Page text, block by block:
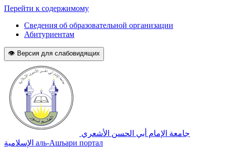
Перейти к содержимому
Сведения об образовательной организации
Абитуриентам
👁 Версия для слабовидящих
جامعة الإمام أبي الحسن الأشعري
الإسلامية аль-Ашъари портал